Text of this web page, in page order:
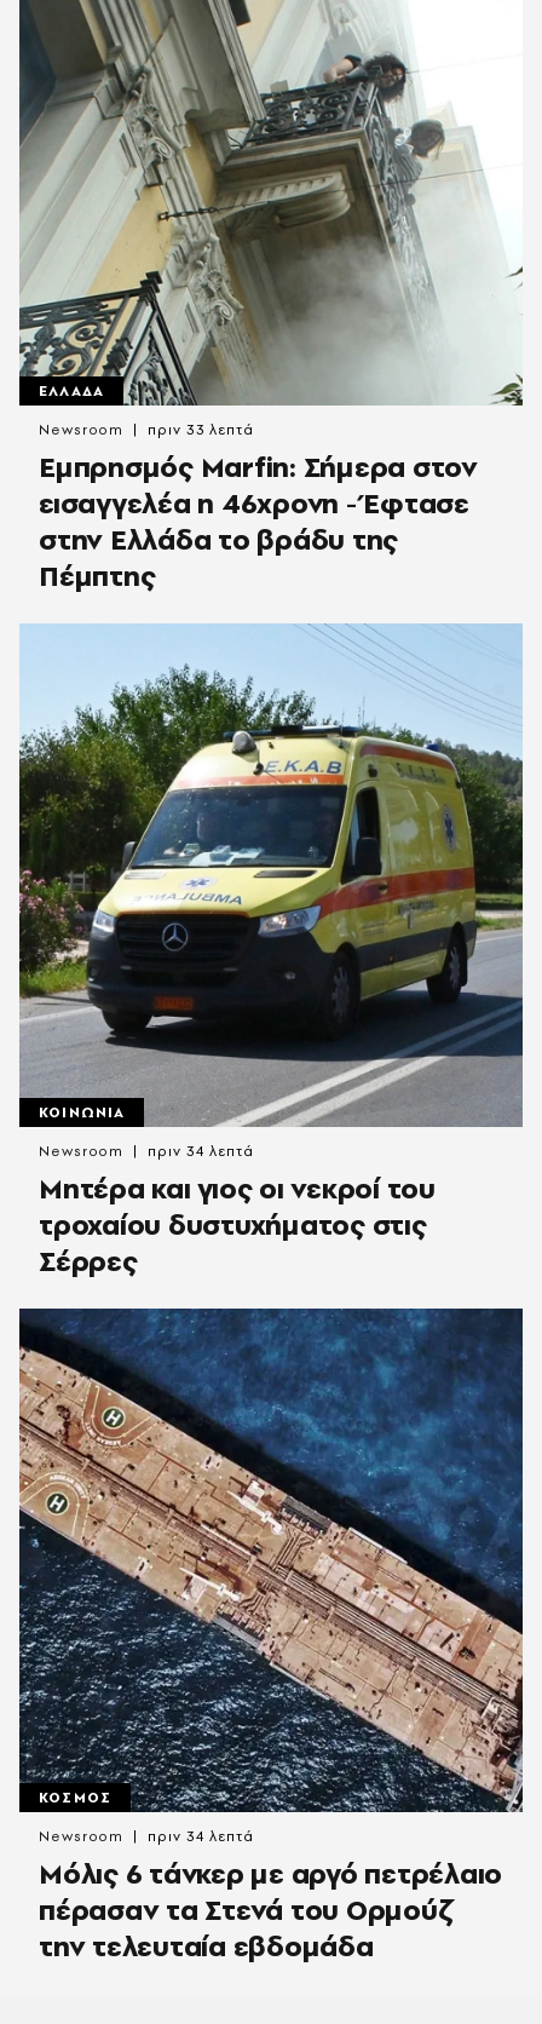
ΕΛΛΑΔΑ
Εμπρησμός Marfin: Σήμερα στον
εισαγγελέα η 46χρονη - Έφτασε
στην Ελλάδα το βράδυ της
Πέμπτης
Newsroom πριν 33 λεπτά
ΚΟΙΝΩΝΙΑ
Μητέρα και γιος οι νεκροί του
τροχαίου δυστυχήματος στις
Σέρρες
Newsroom πριν 34 λεπτά
ΚΟΣΜΟΣ
Μόλις 6 τάνκερ με αργό πετρέλαιο
πέρασαν τα Στενά του Ορμούζ
την τελευταία εβδομάδα
Newsroom πριν 34 λεπτά